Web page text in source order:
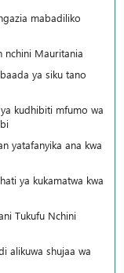
mabadiliko
nchini Mauritania
ya siku tano
kudhibiti mfumo wa
yatafanyika ana kwa
ya kukamatwa kwa
Tukufu Nchini
alikuwa shujaa wa